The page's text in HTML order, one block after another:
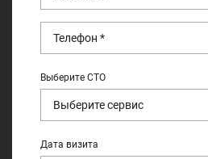
Выберите СТО
Дата визита